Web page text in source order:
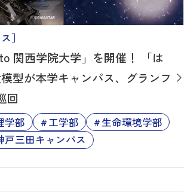
］
関西学院大学」を開催！ 「は
型が本学キャンパス、グランフ
回
学部 工学部
生命環境学部
戸三田キャンパス